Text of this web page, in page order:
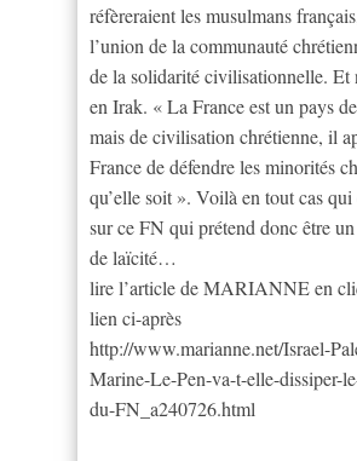
réfèreraient les musulmans
l’union de la communauté
de la solidarité civilisationnelle. Et
en Irak. « La France est un pays
mais de civilisation chrétienne, il
France de défendre les minorités
qu’elle soit ». Voilà en tout cas
sur ce FN qui prétend donc être
de laïcité…
lire l’article de MARIANNE en
lien ci-après
http://www.marianne.net/Israel-
Marine-Le-Pen-va-t-elle-dissiper-
du-FN_a240726.html